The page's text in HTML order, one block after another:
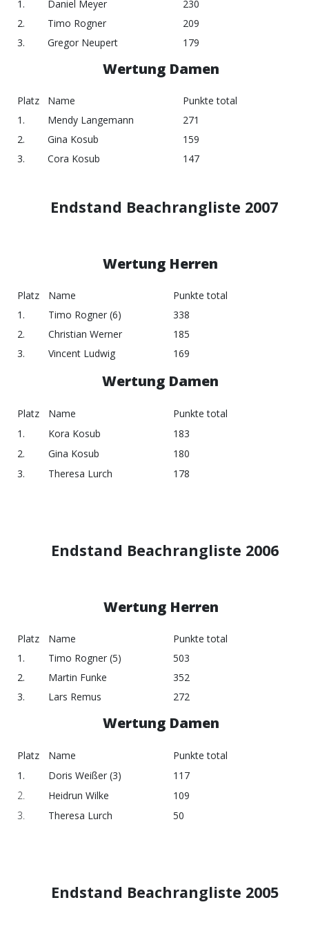
1. Daniel Meyer
230
2.
Timo Rogner
209
3.
Gregor Neupert 179
Wertung Damen
Platz Name
Punkte total
1.
Mendy Langemann
271
2.
Gina Kosub
159
3.
Cora Kosub 147
Endstand Beachrangliste 2007
Wertung Herren
Platz Name
Punkte total
1.
Timo Rogner (6)
338
2.
Christian Werner
185
3.
Vincent Ludwig 169
Wertung Damen
Platz Name
Punkte total
1.
Kora Kosub
183
2.
Gina Kosub
180
3.
Theresa Lurch 178
Endstand Beachrangliste 2006
Wertung Herren
Platz Name
Punkte total
1.
Timo Rogner (5)
503
2.
Martin Funke
352
3.
Lars Remus 272
Wertung Damen
Platz Name
Punkte total
1.
Doris Weißer (3)
117
2.
Heidrun Wilke
109
3.
Theresa Lurch 50
Endstand Beachrangliste 2005